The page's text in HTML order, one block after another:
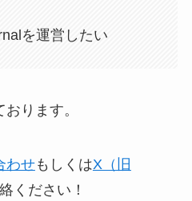
を運営したい
ります。
わせもしくはX（旧
ください！